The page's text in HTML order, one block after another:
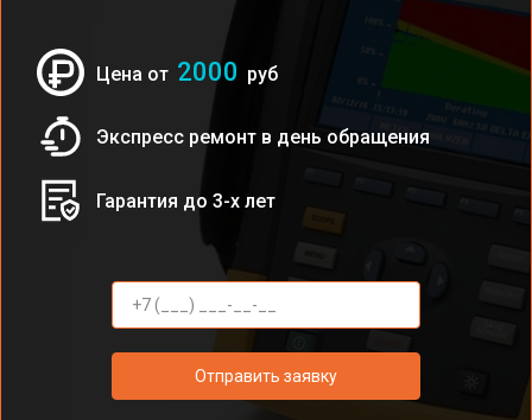
Цена от 2000 руб
Экспресс ремонт в день обращения
Гарантия до 3-х лет
Отправить заявку